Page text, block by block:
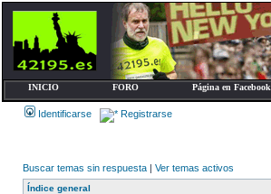
INICIO FORO Página en Facebook
Identificarse Registrarse
Buscar temas sin respuesta | Ver temas activos
Índice general